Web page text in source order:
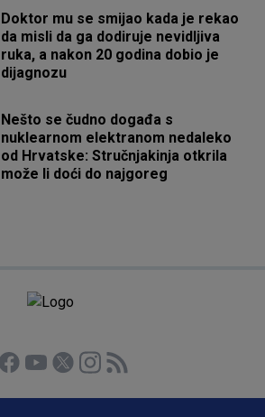
Doktor mu se smijao kada je rekao
da misli da ga dodiruje nevidljiva
ruka, a nakon 20 godina dobio je
dijagnozu
Nešto se čudno događa s
nuklearnom elektranom nedaleko
od Hrvatske: Stručnjakinja otkrila
može li doći do najgoreg